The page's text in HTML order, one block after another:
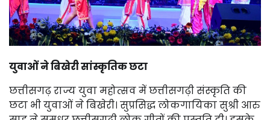
युवाओं ने बिखेरी सांस्कृतिक छटा
छत्तीसगढ़ राज्य युवा महोत्सव में छत्तीसगढ़ी संस्कृति की
छटा भी युवाओं ने बिखेरी। सुप्रसिद्ध लोकगायिका सुश्री आरु